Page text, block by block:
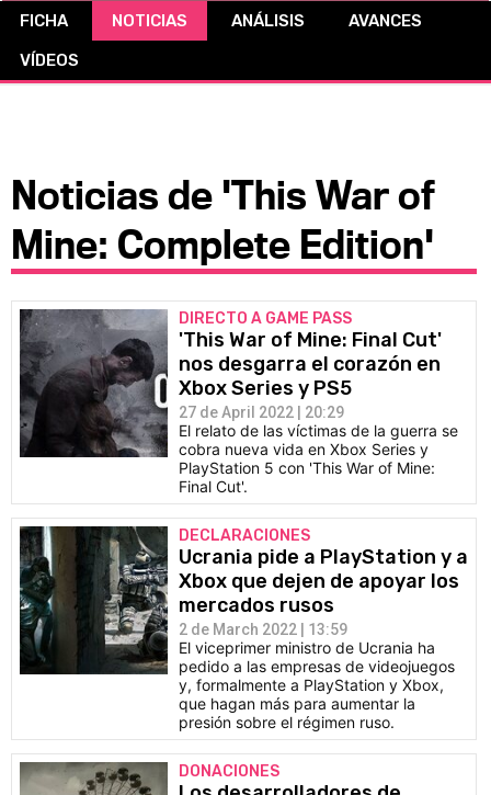
CÓMICS
FICHA NOTICIAS ANÁLISIS
AVANCES
VÍDEOS
Noticias de 'This War of
Mine: Complete Edition'
DIRECTO A GAME PASS
'This War of Mine: Final Cut'
nos desgarra el corazón en
Xbox Series y PS5
27 de April 2022 | 20:29
El relato de las víctimas de la guerra se
cobra nueva vida en Xbox Series y
PlayStation 5 con 'This War of Mine:
Final Cut'.
DECLARACIONES
Ucrania pide a PlayStation y a
Xbox que dejen de apoyar los
mercados rusos
2 de March 2022 | 13:59
El viceprimer ministro de Ucrania ha
pedido a las empresas de videojuegos
y, formalmente a PlayStation y Xbox,
que hagan más para aumentar la
presión sobre el régimen ruso.
DONACIONES